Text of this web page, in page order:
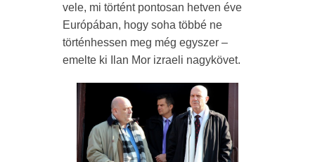
vele, mi történt pontosan hetven éve
Európában, hogy soha többé ne
történhessen meg még egyszer –
emelte ki Ilan Mor izraeli nagykövet.